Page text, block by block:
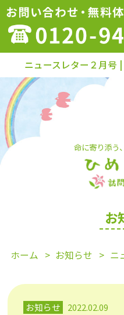
ニュースレター２月号
命に寄り添う
お
ホーム お知らせ ニ
お知らせ 2022.02.09